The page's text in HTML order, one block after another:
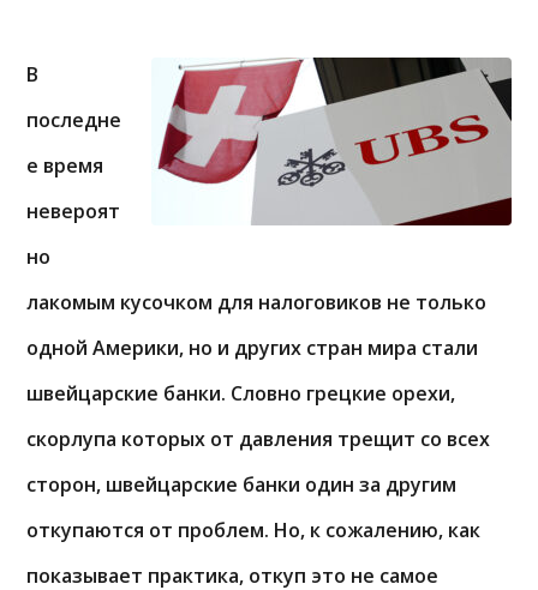
В
последне
е время
невероят
но
лакомым кусочком для налоговиков не только
одной Америки, но и других стран мира стали
швейцарские банки. Словно грецкие орехи,
скорлупа которых от давления трещит со всех
сторон, швейцарские банки один за другим
откупаются от проблем. Но, к сожалению, как
показывает практика, откуп это не самое